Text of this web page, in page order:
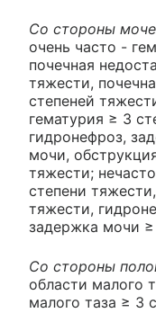
Со стороны
очень часто -
почечная
тяжести,
степеней
гематурия ≥ 3
гидронефроз,
мочи,
тяжести;
степени
тяжести,
задержка мочи
Со стороны
области малого
малого таза ≥ 3